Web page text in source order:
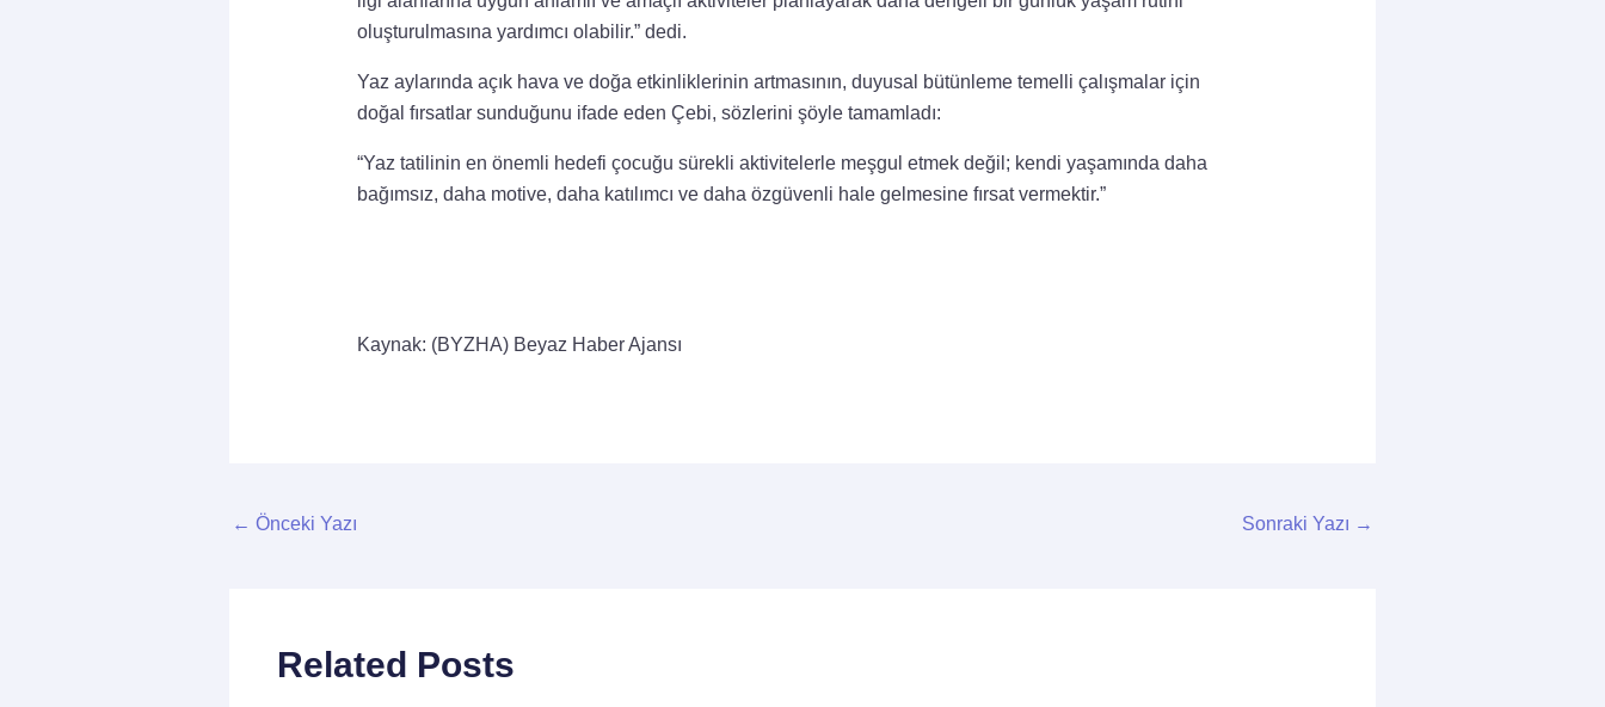
oluşturulmasına yardımcı olabilir.” dedi.
Yaz aylarında açık hava ve doğa etkinliklerinin artmasının, duyusal bütünleme temelli çalışmalar için
doğal fırsatlar sunduğunu ifade eden Çebi, sözlerini şöyle tamamladı:
“Yaz tatilinin en önemli hedefi çocuğu sürekli aktivitelerle meşgul etmek değil; kendi yaşamında daha
bağımsız, daha motive, daha katılımcı ve daha özgüvenli hale gelmesine fırsat vermektir.”
Kaynak: (BYZHA) Beyaz Haber Ajansı
← Önceki Yazı Sonraki Yazı →
Related Posts